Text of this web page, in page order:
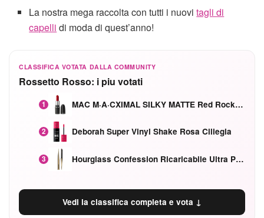
La nostra mega raccolta con tutti i nuovitagli di
capelli di moda di quest’anno!
CLASSIFICA VOTATA DALLA COMMUNITY
Rossetto Rosso: i piu votati
1 MAC M·A·CXIMAL SILKY MATTE Red Rock mat
2 Deborah Super Vinyl Shake Rosa Ciliegia
3 Hourglass Confession Ricaricabile Ultra Preciso Ad Alta Intensità Secretly Classic Red
Vedi la classifica completa e vota ↓